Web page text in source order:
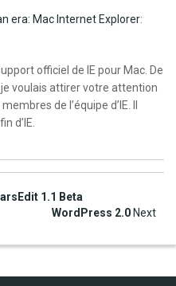
era: Mac Internet Explorer:
officiel de IE pour Mac. De
voulais attirer votre attention
de l’équipe d’IE. Il
d’IE.
1.1 Beta
WordPress 2.0 Next